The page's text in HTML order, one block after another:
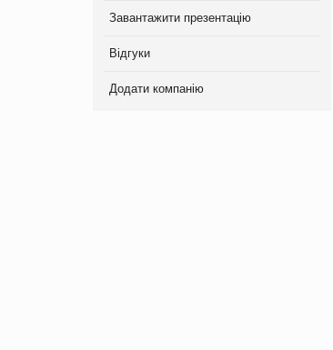
Завантажити презентацію
Відгуки
Додати компанію